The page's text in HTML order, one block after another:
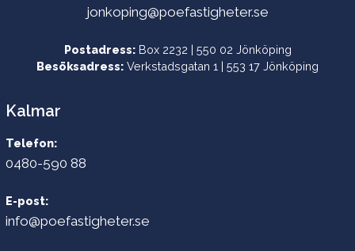
Kalmar
Telefon:
0480-590 88
E-post:
info@poefastigheter.se
jonkoping@poefastigheter.se
Postadress:Box 2232 | 550 02 Jönköping
Besöksadress: Verkstadsgatan 1 | 553 17 Jönköping